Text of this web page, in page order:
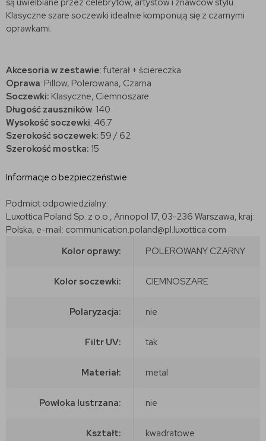
Klasyczne szare soczewki idealnie komponują się z czarnymi
oprawkami.
Akcesoria w zestawie: futerał + ściereczka
Oprawa: Pillow, Polerowana, Czarna
Soczewki: Klasyczne, Ciemnoszare
Długość zauszników: 140
Wysokość soczewki: 46.7
Szerokość soczewek: 59 / 62
Szerokość mostka: 15
Informacje o bezpieczeństwie
Podmiot odpowiedzialny:
Luxottica Poland Sp. z o.o., Annopol 17, 03-236 Warszawa, kraj:
Polska, e-mail: communication.poland@pl.luxottica.com
Kolor oprawy:
POLEROWANY CZARNY
Kolor soczewki: CIEMNOSZARE
Polaryzacja: nie
Filtr UV: tak
Materiał: metal
Powłoka lustrzana: nie
Kształt: kwadratowe